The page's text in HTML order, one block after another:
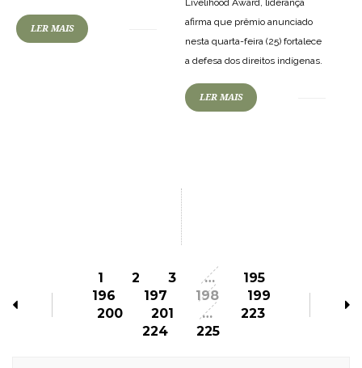
Livelihood Award, liderança
afirma que prêmio anunciado
nesta quarta-feira (25) fortalece
a defesa dos direitos indígenas.
LER MAIS
LER MAIS
1 2 3 …
195
196
197 198
199
200
201 …
223
224
225